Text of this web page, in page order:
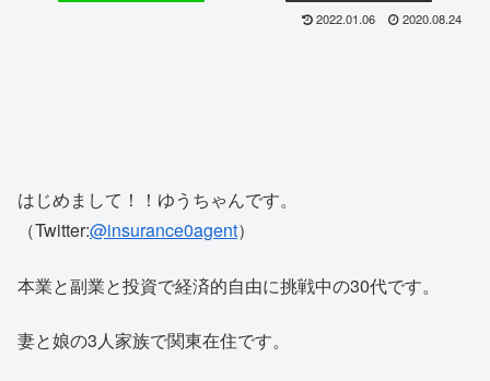
2022.01.06 2020.08.24
はじめまして！！ゆうちゃんです。
（Twitter:@insurance0agent）
本業と副業と投資で経済的自由に挑戦中の30代です。
妻と娘の3人家族で関東在住です。